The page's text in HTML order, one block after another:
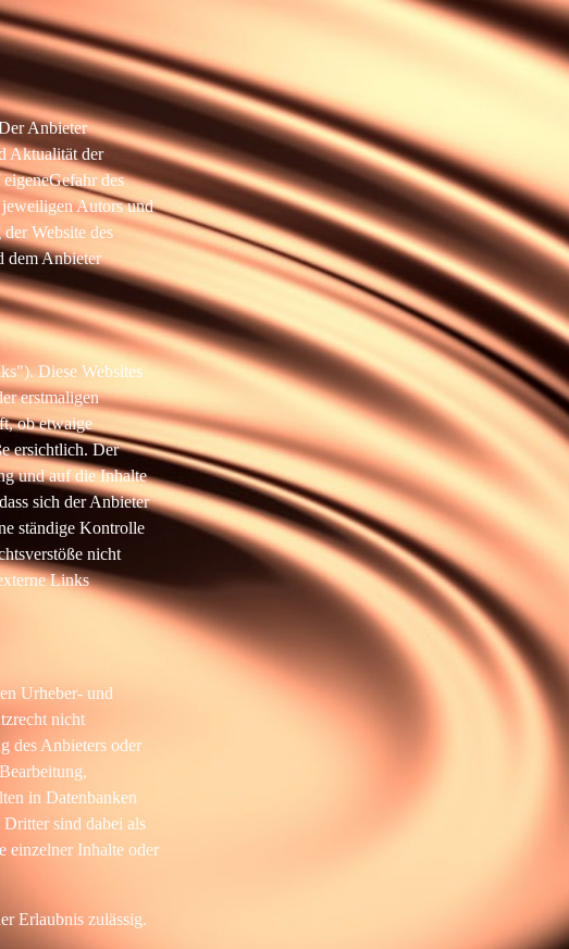
Anbieter
Aktualität der
des
Autors und
Website des
dem Anbieter
Diese Websites
erstmaligen
ob etwaige
ersichtlich. Der
und auf die Inhalte
sich der Anbieter
ständige Kontrolle
nicht
Links
Urheber- und
nicht
des Anbieters oder
in Datenbanken
sind dabei als
einzelner Inhalte oder
Erlaubnis zulässig.